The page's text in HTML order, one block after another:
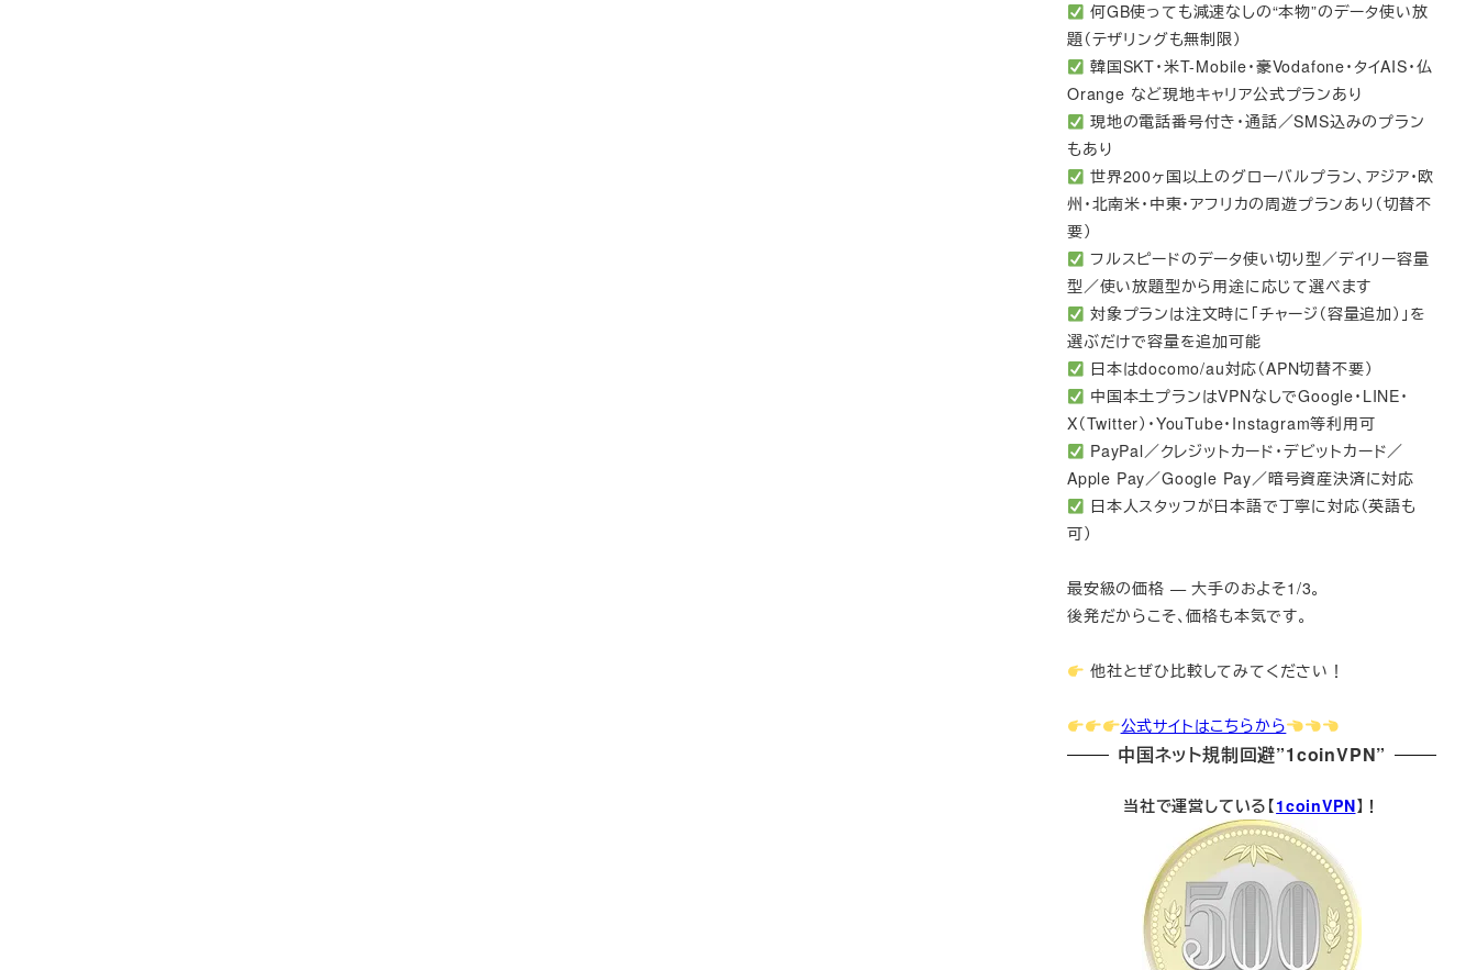
何GB使っても減速なしの“本物”のデータ使い放
題（テザリングも無制限）
韓国SKT・米T-Mobile・豪Vodafone・タイAIS・仏
Orange など現地キャリア公式プランあり
現地の電話番号付き・通話／SMS込みのプラン
もあり
世界200ヶ国以上のグローバルプラン、アジア・欧
州・北南米・中東・アフリカの周遊プランあり（切替不
要）
フルスピードのデータ使い切り型／デイリー容量
型／使い放題型から用途に応じて選べます
対象プランは注文時に「チャージ（容量追加）」を
選ぶだけで容量を追加可能
日本はdocomo/au対応（APN切替不要）
中国本土プランはVPNなしでGoogle・LINE・
X（Twitter）・YouTube・Instagram等利用可
PayPal／クレジットカード・デビットカード／
Apple Pay／Google Pay／暗号資産決済に対応
日本人スタッフが日本語で丁寧に対応（英語も
可）
最安級の価格 — 大手のおよそ1/3。
後発だからこそ、価格も本気です。
他社とぜひ比較してみてください！
公式サイトはこちらから
中国ネット規制回避”1coinVPN”
当社で運営している【1coinVPN】！